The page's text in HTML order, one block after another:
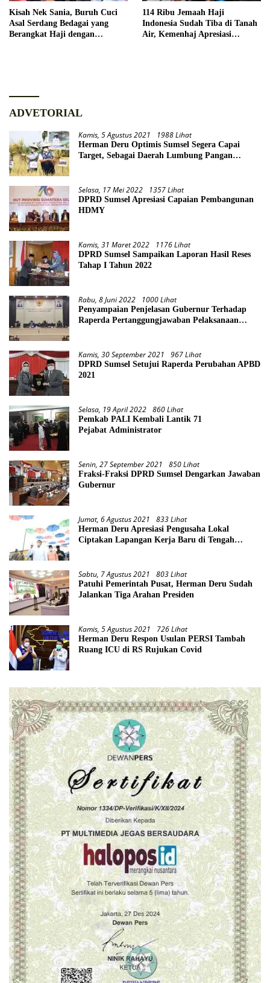
Kisah Nek Sania, Buruh Cuci
Asal Serdang Bedagai yang
Berangkat Haji dengan
114 Ribu Jemaah Haji
Indonesia Sudah Tiba di Tanah
Air, Kemenhaj Apresiasi
ADVETORIAL
Kamis, 5 Agustus 2021 1988 Lihat
Herman Deru Optimis Sumsel Segera Capai
Target, Sebagai Daerah Lumbung Pangan
Selasa, 17 Mei 2022 1357 Lihat
DPRD Sumsel Apresiasi Capaian Pembangunan
HDMY
Kamis, 31 Maret 2022 1176 Lihat
DPRD Sumsel Sampaikan Laporan Hasil Reses
Tahap I Tahun 2022
Rabu, 8 Juni 2022 1000 Lihat
Penyampaian Penjelasan Gubernur Terhadap
Raperda Pertanggungjawaban Pelaksanaan
Kamis, 30 September 2021 967 Lihat
DPRD Sumsel Setujui Raperda Perubahan APBD
2021
Selasa, 19 April 2022 860 Lihat
Pemkab PALI Kembali Lantik 71
Pejabat Administrator
Senin, 27 September 2021 850 Lihat
Fraksi-Fraksi DPRD Sumsel Dengarkan Jawaban
Gubernur
Jumat, 6 Agustus 2021 833 Lihat
Herman Deru Apresiasi Pengusaha Lokal
Ciptakan Lapangan Kerja Baru di Tengah
Sabtu, 7 Agustus 2021 803 Lihat
Patuhi Pemerintah Pusat, Herman Deru Sudah
Jalankan Tiga Arahan Presiden
Kamis, 5 Agustus 2021 726 Lihat
Herman Deru Respon Usulan PERSI Tambah
Ruang ICU di RS Rujukan Covid